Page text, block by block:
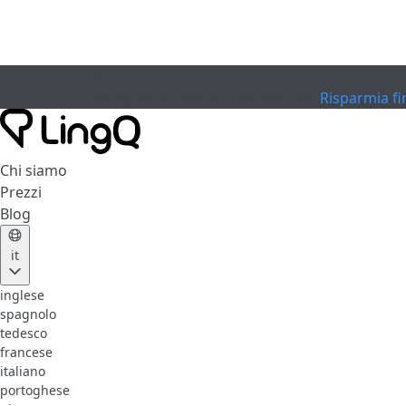
Risparmia
Chi siamo
Prezzi
Blog
it
inglese
spagnolo
tedesco
francese
italiano
portoghese